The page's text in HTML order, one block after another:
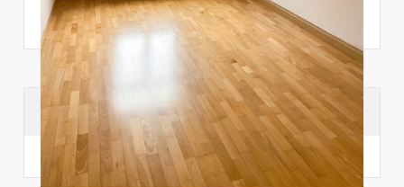
Suchhistorie
noch nichts angesehen